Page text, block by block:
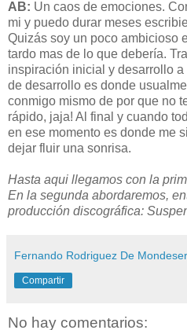
AB: Un caos de emociones.
mi y puedo durar meses
Quizás soy un poco ambicioso
tardo mas de lo que debería.
inspiración inicial y desarrollo
de desarrollo es donde
conmigo mismo de por que no
rápido, jaja! Al final y cuando
en ese momento es donde me
dejar fluir una sonrisa.
Hasta aqui llegamos con la
En la segunda abordaremos,
producción discográfica:
Fernando Rodriguez De
Compartir
No hay comentarios: